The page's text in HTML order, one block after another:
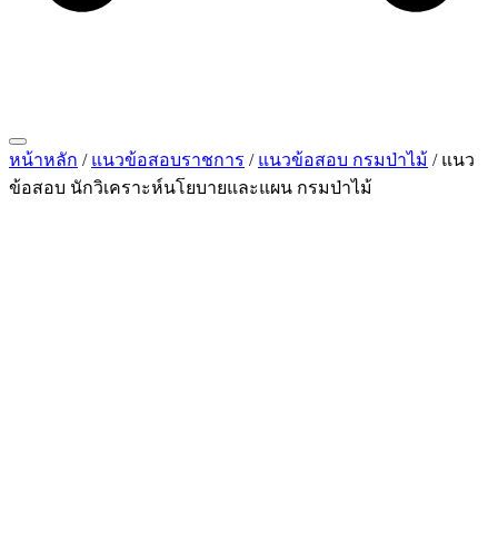
หน้าหลัก / แนวข้อสอบราชการ / แนวข้อสอบ กรมป่าไม้ / แนว
ข้อสอบ นักวิเคราะห์นโยบายและแผน กรมป่าไม้